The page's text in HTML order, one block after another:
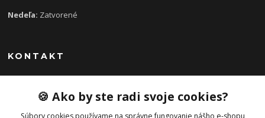
Nedeľa: Zatvorené
KONTAKT
0907 613 939
🍪 Ako by ste radi svoje cookies?
Súbory cookies používame na správne fungovanie nášho e-shopu